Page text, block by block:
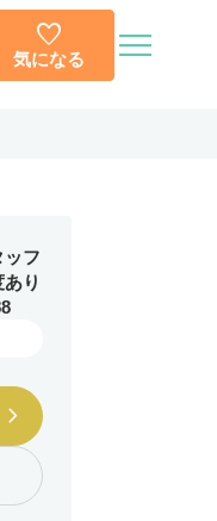

気になる 
ッフ
り